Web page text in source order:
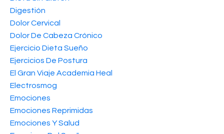
Digestión
Dolor Cervical
Dolor De Cabeza Crónico
Ejercicio Dieta Sueño
Ejercicios De Postura
El Gran Viaje Academia Heal
Electrosmog
Emociones
Emociones Reprimidas
Emociones Y Salud